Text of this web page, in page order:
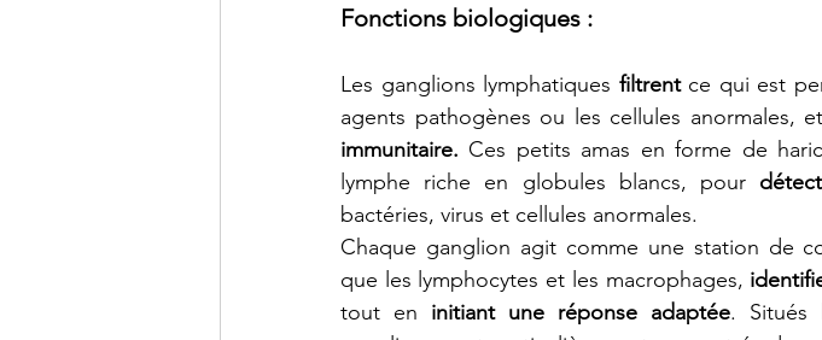
Fonctions biologiques :
Les ganglions lymphatiques filtrent ce qui est
agents pathogènes ou les cellules anormales,
immunitaire. Ces petits amas en forme de
lymphe riche en globules blancs, pour
bactéries, virus et cellules anormales.
Chaque ganglion agit comme une station de
que les lymphocytes et les macrophages,
tout en initiant une réponse adaptée. Situés